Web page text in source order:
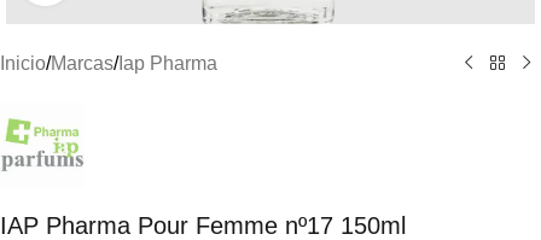
Inicio/Marcas/Iap Pharma
IAP Pharma Pour Femme nº17 150ml